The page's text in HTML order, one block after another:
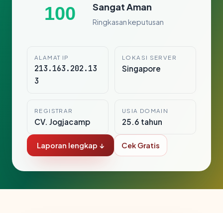
100 Sangat Aman
Ringkasan keputusan
ALAMAT IP
213.163.202.13
3
LOKASI SERVER
Singapore
REGISTRAR
CV. Jogjacamp
USIA DOMAIN
25.6 tahun
Laporan lengkap ↓ Cek Gratis